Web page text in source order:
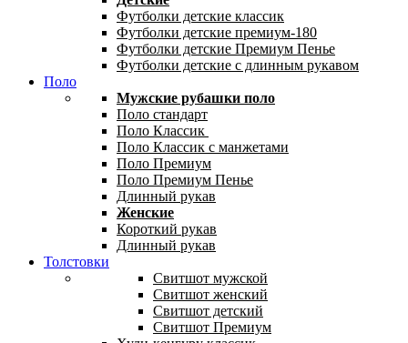
Футболки детские классик
Футболки детские премиум-180
Футболки детские Премиум Пенье
Футболки детские с длинным рукавом
Поло
Мужские рубашки поло
Поло стандарт
Поло Классик
Поло Классик с манжетами
Поло Премиум
Поло Премиум Пенье
Длинный рукав
Женские
Короткий рукав
Длинный рукав
Толстовки
Свитшот мужской
Свитшот женский
Свитшот детский
Свитшот Премиум